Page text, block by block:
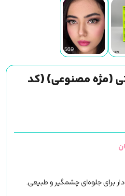
5 جفتی (مژه مصنوعی) (کد
برای جلوه‌ای چشمگیر و طبیعی.